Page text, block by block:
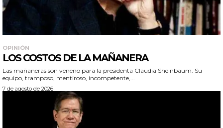
OPINIÓN
LOS COSTOS DE LA MAÑANERA
Las mañaneras son veneno para la presidenta Claudia Sheinbaum. Su
equipo, tramposo, mentiroso, incompetente,...
7 de agosto de 2026